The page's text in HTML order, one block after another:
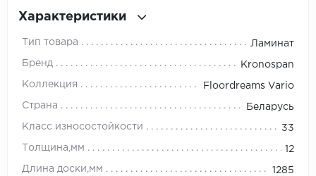
Next Step
Novafloor
Характеристики
Тип товара Ламинат
Бренд Kronospan
Коллекция Floordreams Vario
Страна Беларусь
Класс износостойкости 33
Толщина,мм 12
Длина доски,мм 1285